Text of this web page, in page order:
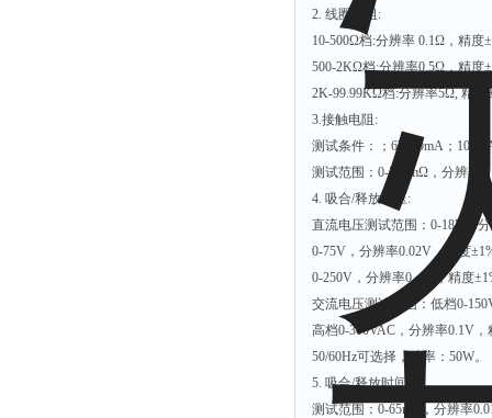
2. 线圈电阻:
10-500Ω档:分辨率 0.1Ω，精度
500-2KΩ档:分辨率0.5Ω，精度
2K-99.99KΩ档:分辨率5Ω, 精
3.接触电阻:
测试条件：；6V/10mA；
测试范围：0-500mΩ，分辨率
4. 吸合/释放电压:
直流电压测试范围：0-18V，
0-75V，分辨率0.02V，精度
0-250V，分辨率0. 1V，精度
交流电压测试范围：低档0-
高档0-300VAC，分辨率0.1V
50/60Hz可选择，功率：50W。
5. 吸合/释放时间：
测试范围：0-65ms ，分辨率